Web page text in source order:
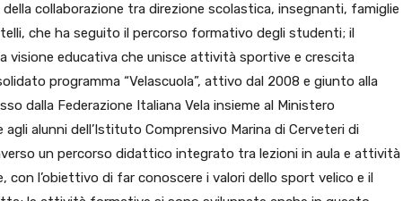
collaborazione tra direzione scolastica, insegnanti, famiglie
, che ha seguito il percorso formativo degli studenti; il
visione educativa che unisce attività sportive e crescita
programma “Velascuola”, attivo dal 2008 e giunto alla
dalla Federazione Italiana Vela insieme al Ministero
alunni dell’Istituto Comprensivo Marina di Cerveteri di
un percorso didattico integrato tra lezioni in aula e attività
con l’obiettivo di far conoscere i valori dello sport velico e il